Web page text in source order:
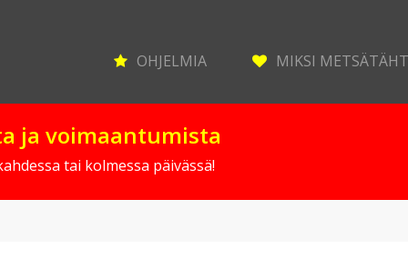
OHJELMIA MIKSI
ja voimaantumista
tai kolmessa päivässä!